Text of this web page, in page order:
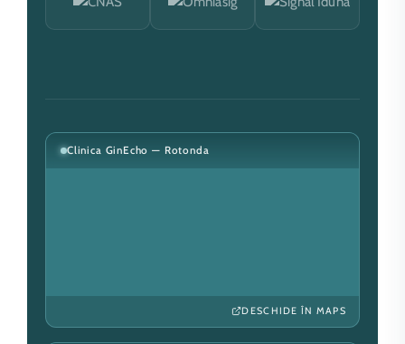
Clinica GinEcho — Rotonda
DESCHIDE ÎN MAPS